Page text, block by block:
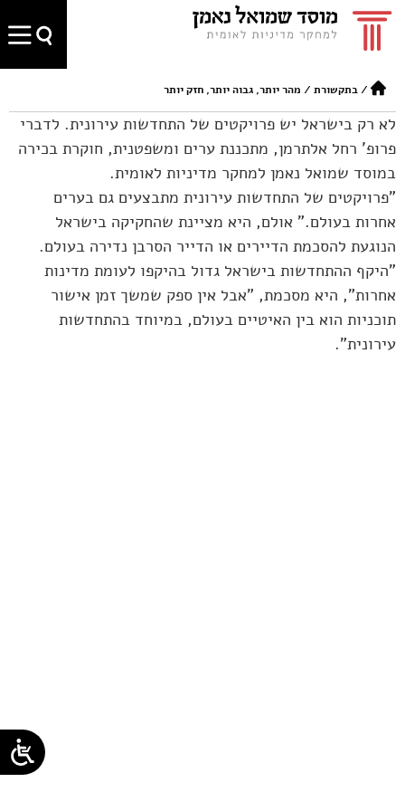
/בתקשורת / מהר יותר, גבוה יותר, חזק יותר
לא רק בישראל יש פרויקטים של התחדשות עירונית. לדברי
פרופ' רחל אלתרמן, מתכננת ערים ומשפטנית, חוקרת בכירה
במוסד שמואל נאמן למחקר מדיניות לאומית.
"פרויקטים של התחדשות עירונית מתבצעים גם בערים
אחרות בעולם." אולם, היא מציינת שהחקיקה בישראל
הנוגעת להסכמת הדיירים או הדייר הסרבן נדירה בעולם.
"היקף ההתחדשות בישראל גדול בהיקפו לעומת מדינות
אחרות", היא מסכמת, "אבל אין ספק שמשך זמן אישור
תוכניות הוא בין האיטיים בעולם, במיוחד בהתחדשות
עירונית".